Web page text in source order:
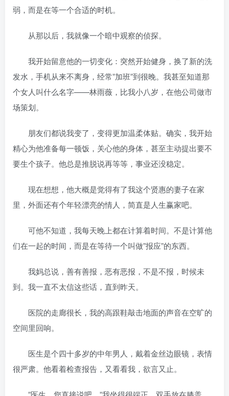
弱，而是在等一个合适的时机。
从那以后，我就像一个暗中观察的侦探。
我开始留意他的一切变化：突然开始健身，换了新的洗
发水，手机从来不离身，经常”加班”到很晚。我甚至知道那
个女人叫什么名字——林雨薇，比我小八岁，在他公司做市
场策划。
朋友们都说我变了，变得更加温柔体贴。确实，我开始
精心为他准备每一顿饭，关心他的身体，甚至主动提出要不
要生个孩子。他总是推脱说再等等，事业还没稳定。
现在想想，他大概是觉得有了我这个贤惠的妻子在家
里，外面还有个年轻漂亮的情人，简直是人生赢家吧。
可他不知道，我每天晚上都在计算着时间。不是计算他
们在一起的时间，而是在等待一个叫做”报应”的东西。
我妈总说，善有善报，恶有恶报，不是不报，时候未
到。我一直不太信这些话，直到昨天。
医院的走廊很长，我的高跟鞋敲击地面的声音在空旷的
空间里回响。
医生是个四十多岁的中年男人，戴着金丝边眼镜，表情
很严肃。他看着检查报告，又看看我，欲言又止。